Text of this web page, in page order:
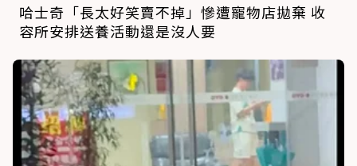
哈士奇「長太好笑賣不掉」慘遭寵物店拋棄 收
容所安排送養活動還是沒人要